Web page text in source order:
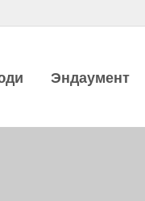
Эндаумент